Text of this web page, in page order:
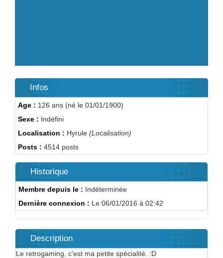
Infos
Age : 126 ans (né le 01/01/1900)
Sexe : Indéfini
Localisation : Hyrule (Localisation)
Posts : 4514 posts
Historique
Membre depuis le : Indéterminée
Dernière connexion : Le 06/01/2016 à 02:42
Description
Le retrogaming, c'est ma petite spécialité. :D